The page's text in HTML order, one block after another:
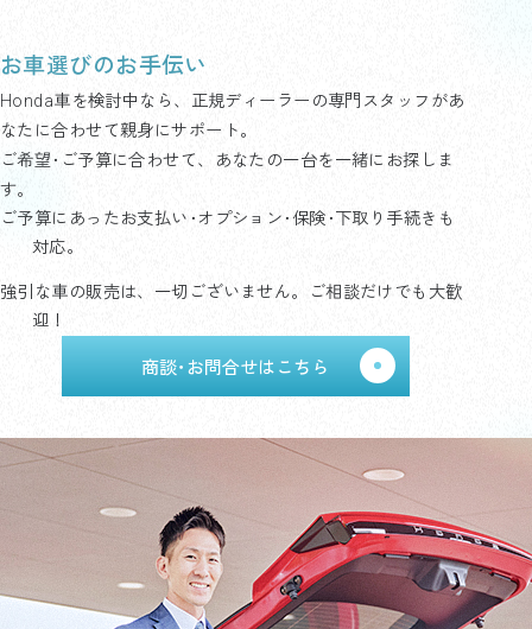
お車選びのお手伝い
Honda車を検討中なら、正規ディーラーの専門スタッフがあ
なたに合わせて親身にサポート。
ご希望･ご予算に合わせて、あなたの一台を一緒にお探しま
す。
ご予算にあったお支払い･オプション･保険･下取り手続きも
対応。
強引な車の販売は、一切ございません。ご相談だけでも大歓
迎！
商談･お問合せはこちら